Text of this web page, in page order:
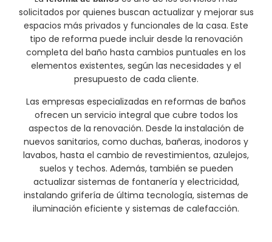
solicitados por quienes buscan actualizar y mejorar sus
espacios más privados y funcionales de la casa. Este
tipo de reforma puede incluir desde la renovación
completa del baño hasta cambios puntuales en los
elementos existentes, según las necesidades y el
presupuesto de cada cliente.
Las empresas especializadas en reformas de baños
ofrecen un servicio integral que cubre todos los
aspectos de la renovación. Desde la instalación de
nuevos sanitarios, como duchas, bañeras, inodoros y
lavabos, hasta el cambio de revestimientos, azulejos,
suelos y techos. Además, también se pueden
actualizar sistemas de fontanería y electricidad,
instalando grifería de última tecnología, sistemas de
iluminación eficiente y sistemas de calefacción.